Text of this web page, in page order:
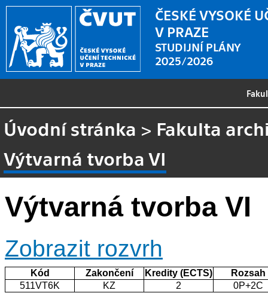
ČESKÉ VYSOKÉ
V PRAZE
STUDIJNÍ PLÁNY
2025/2026
Úvodní stránka > Fakulta
Výtvarná tvorba VI
Výtvarná tvorba VI
Zobrazit rozvrh
Kód Zakončení Kredity (ECTS)
Rozsah
511VT6K
KZ 2 0P+2C